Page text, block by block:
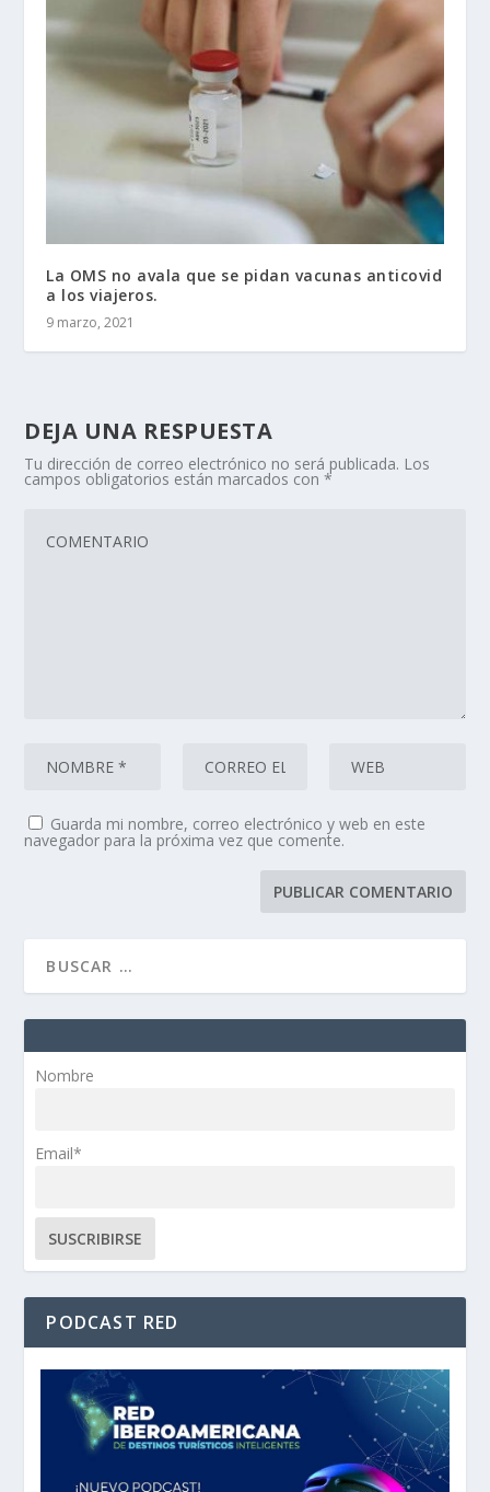
La OMS no avala que se pidan vacunas anticovid
a los viajeros.
9 marzo, 2021
DEJA UNA RESPUESTA
Tu dirección de correo electrónico no será publicada. Los
campos obligatorios están marcados con*
Guarda mi nombre, correo electrónico y web en este
navegador para la próxima vez que comente.
Nombre
Email*
PODCAST RED